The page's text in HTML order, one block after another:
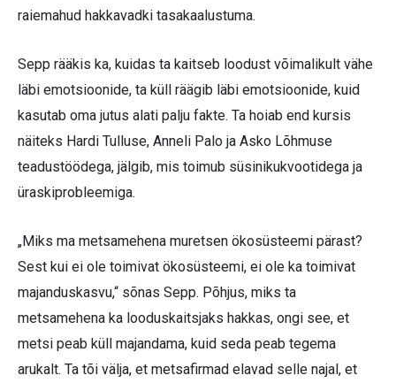
raiemahud hakkavadki tasakaalustuma.
Sepp rääkis ka, kuidas ta kaitseb loodust võimalikult vähe
läbi emotsioonide, ta küll räägib läbi emotsioonide, kuid
kasutab oma jutus alati palju fakte. Ta hoiab end kursis
näiteks Hardi Tulluse, Anneli Palo ja Asko Lõhmuse
teadustöödega, jälgib, mis toimub süsinikukvootidega ja
üraskiprobleemiga.
„Miks ma metsamehena muretsen ökosüsteemi pärast?
Sest kui ei ole toimivat ökosüsteemi, ei ole ka toimivat
majanduskasvu,“ sõnas Sepp. Põhjus, miks ta
metsamehena ka looduskaitsjaks hakkas, ongi see, et
metsi peab küll majandama, kuid seda peab tegema
arukalt. Ta tõi välja, et metsafirmad elavad selle najal, et